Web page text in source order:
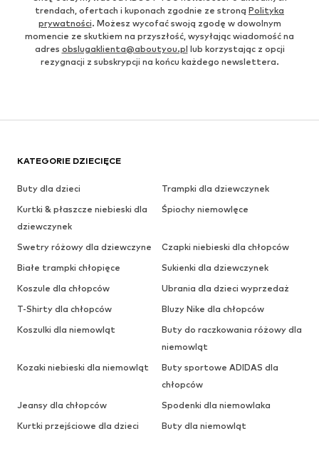
trendach, ofertach i kuponach zgodnie ze stroną Polityka
prywatności. Możesz wycofać swoją zgodę w dowolnym
momencie ze skutkiem na przyszłość, wysyłając wiadomość na
adres obslugaklienta@aboutyou.pl lub korzystając z opcji
rezygnacji z subskrypcji na końcu każdego newslettera.
KATEGORIE DZIECIĘCE
Buty dla dzieci
Trampki dla dziewczynek
Kurtki & płaszcze niebieski dla
dziewczynek
Śpiochy niemowlęce
Swetry różowy dla dziewczyne
Czapki niebieski dla chłopców
Białe trampki chłopięce
Sukienki dla dziewczynek
Koszule dla chłopców
Ubrania dla dzieci wyprzedaż
T-Shirty dla chłopców
Bluzy Nike dla chłopców
Koszulki dla niemowląt
Buty do raczkowania różowy dla
niemowląt
Kozaki niebieski dla niemowląt
Buty sportowe ADIDAS dla
chłopców
Jeansy dla chłopców
Spodenki dla niemowlaka
Kurtki przejściowe dla dzieci
Buty dla niemowląt